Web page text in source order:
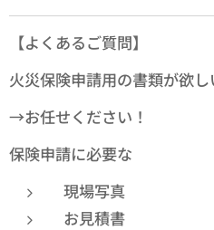
【よくあるご質問】
火災保険申請用の書類が欲し
→お任せください！
保険申請に必要な
現場写真
お見積書